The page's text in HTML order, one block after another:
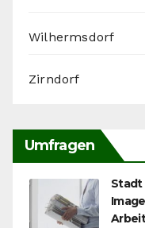
Wilhermsdorf
Zirndorf
Umfragen
Stadt